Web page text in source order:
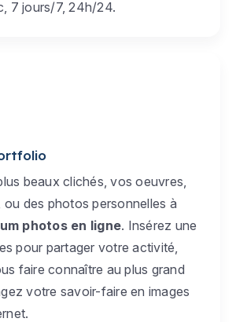
7 jours/7, 24h/24.
beaux clichés, vos oeuvres,
des photos personnelles à
photos en ligne. Insérez une
pour partager votre activité,
faire connaître au plus grand
votre savoir-faire en images